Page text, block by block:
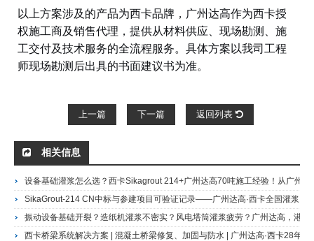
以上方案涉及的产品为西卡品牌，广州达高作为西卡授
权施工商及销售代理，提供从材料供应、现场勘测、施
工交付及技术服务的全流程服务。具体方案以我司工程
师现场勘测后出具的书面建议书为准。
上一篇 下一篇 返回列表
相关信息